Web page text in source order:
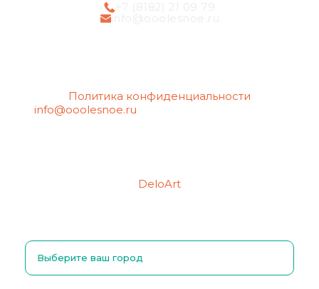
+7 (8182) 21 09 79
info@ooolesnoe.ru
Политика конфиденциальности
info@ooolesnoe.ru
DeloArt
Выберите ваш город